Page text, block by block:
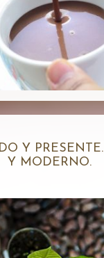
Y
Y MODERNO.